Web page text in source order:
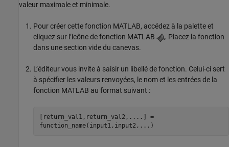
valeur maximale et minimale.
Pour créer cette fonction MATLAB, accédez à la palette et
cliquez sur l’icône de fonction MATLAB
. Placez la fonction
dans une section vide du canevas.
L’éditeur vous invite à saisir un libellé de fonction. Celui-ci sert
à spécifier les valeurs renvoyées, le nom et les entrées de la
fonction MATLAB au format suivant :
[return_val1,return_val2,....] =
function_name(input1,input2,...)